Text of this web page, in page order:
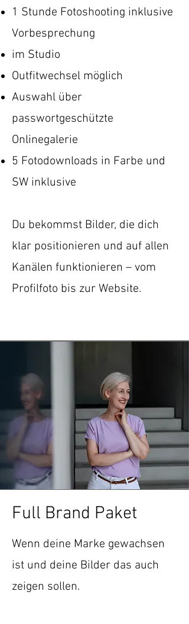
1 Stunde Fotoshooting inklusive
Vorbesprechung
im Studio
Outfitwechsel möglich
Auswahl über
passwortgeschützte
Onlinegalerie
5 Fotodownloads in Farbe und
SW inklusive
Du bekommst Bilder, die dich
klar positionieren und auf allen
Kanälen funktionieren – vom
Profilfoto bis zur Website.
Full Brand Paket
Wenn deine Marke gewachsen
ist und deine Bilder das auch
zeigen sollen.